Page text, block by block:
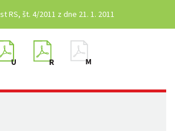
RS, št. 4/2011 z dne 21. 1. 2011